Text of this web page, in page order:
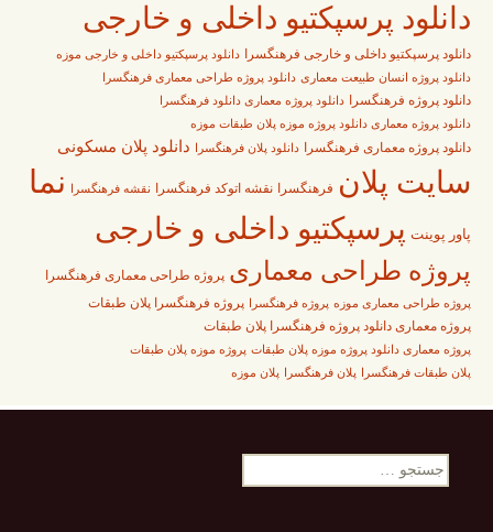
دانلود پرسپکتیو داخلی و خارجی
دانلود پرسپکتیو داخلی و خارجی فرهنگسرا
دانلود پرسپکتیو داخلی و خارجی موزه
دانلود پروژه انسان طبیعت معماری دانلود پروژه طراحی معماری فرهنگسرا
دانلود پروژه فرهنگسرا دانلود پروژه معماری دانلود فرهنگسرا
دانلود پروژه معماری دانلود پروژه موزه پلان طبقات موزه
دانلود پروژه معماری فرهنگسرا دانلود پلان فرهنگسرا دانلود پلان مسکونی
سایت پلان فرهنگسرا نقشه اتوکد فرهنگسرا نقشه فرهنگسرا نما
پاور پوینت پرسپکتیو داخلی و خارجی
پروژه طراحی معماری پروژه طراحی معماری فرهنگسرا
پروژه طراحی معماری موزه پروژه فرهنگسرا پروژه فرهنگسرا پلان طبقات
پروژه معماری دانلود پروژه فرهنگسرا پلان طبقات
پروژه معماری دانلود پروژه موزه پلان طبقات پروژه موزه پلان طبقات
پلان طبقات فرهنگسرا پلان فرهنگسرا پلان موزه
جستجو
برای: